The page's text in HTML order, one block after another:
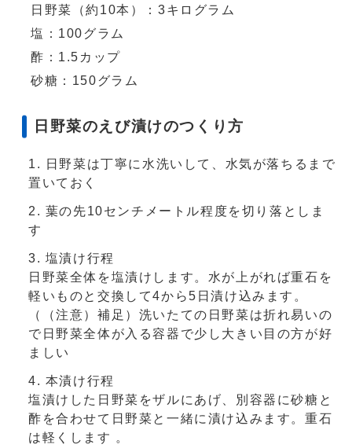
日野菜（約10本）：3キログラム
塩：100グラム
酢：1.5カップ
砂糖：150グラム
日野菜のえび漬けのつくり方
日野菜は丁寧に水洗いして、水気が落ちるまで
置いておく
葉の先10センチメートル程度を切り落としま
す
塩漬け行程
日野菜全体を塩漬けします。水が上がれば重石を
軽いものと交換して4から5日漬け込みます。
（（注意）補足）洗いたての日野菜は折れ易いの
で日野菜全体が入る容器で少し大きい目の方が好
ましい
本漬け行程
塩漬けした日野菜をザルにあげ、別容器に砂糖と
酢を合わせて日野菜と一緒に漬け込みます。重石
は軽くします 。